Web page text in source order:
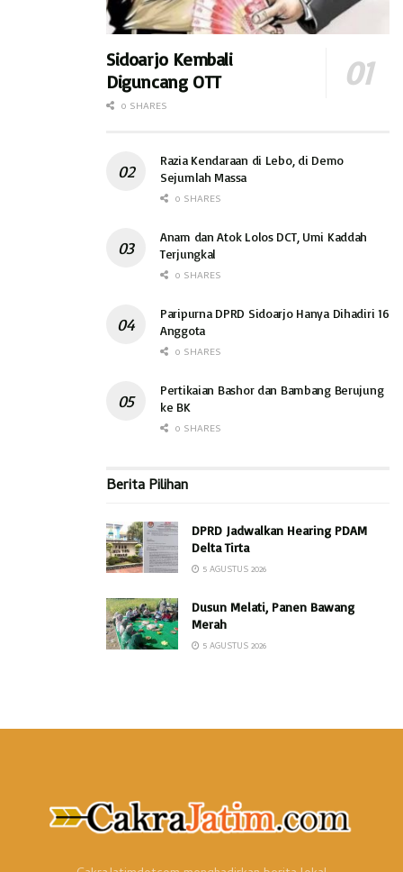
Sidoarjo Kembali
Diguncang OTT
0 SHARES
Razia Kendaraan di Lebo, di Demo
Sejumlah Massa
0 SHARES
Anam dan Atok Lolos DCT, Umi Kaddah
Terjungkal
0 SHARES
Paripurna DPRD Sidoarjo Hanya Dihadiri 16
Anggota
0 SHARES
Pertikaian Bashor dan Bambang Berujung
ke BK
0 SHARES
Berita Pilihan
DPRD Jadwalkan Hearing PDAM
Delta Tirta
5 AGUSTUS 2026
Dusun Melati, Panen Bawang
Merah
5 AGUSTUS 2026